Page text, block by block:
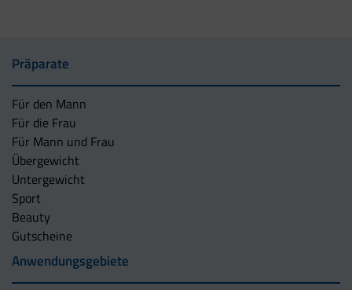
Präparate
Für den Mann
Für die Frau
Für Mann und Frau
Übergewicht
Untergewicht
Sport
Beauty
Gutscheine
Anwendungsgebiete